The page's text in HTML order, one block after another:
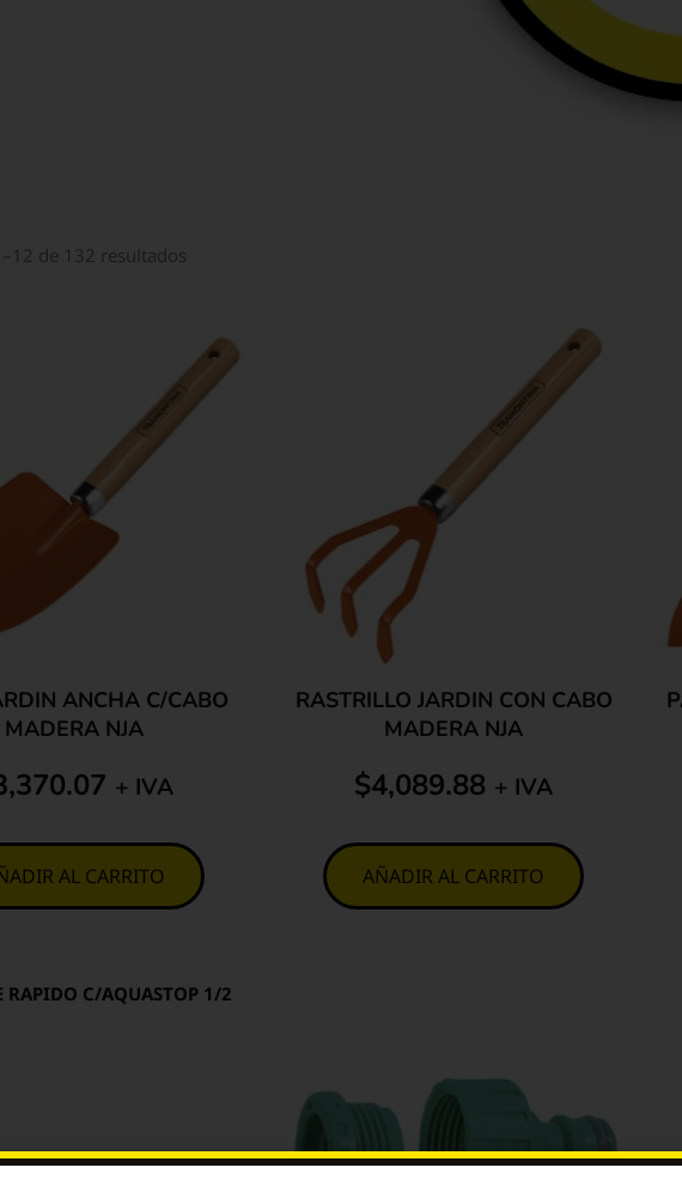
de 132 resultados
ANCHA C/CABO
MADERA NJA
+ IVA
AL CARRITO
RASTRILLO JARDIN CON CABO
MADERA NJA
$4,089.88 + IVA
AÑADIR AL CARRITO